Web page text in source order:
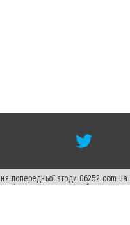
попередньої згоди
не нижче другого абзацу в